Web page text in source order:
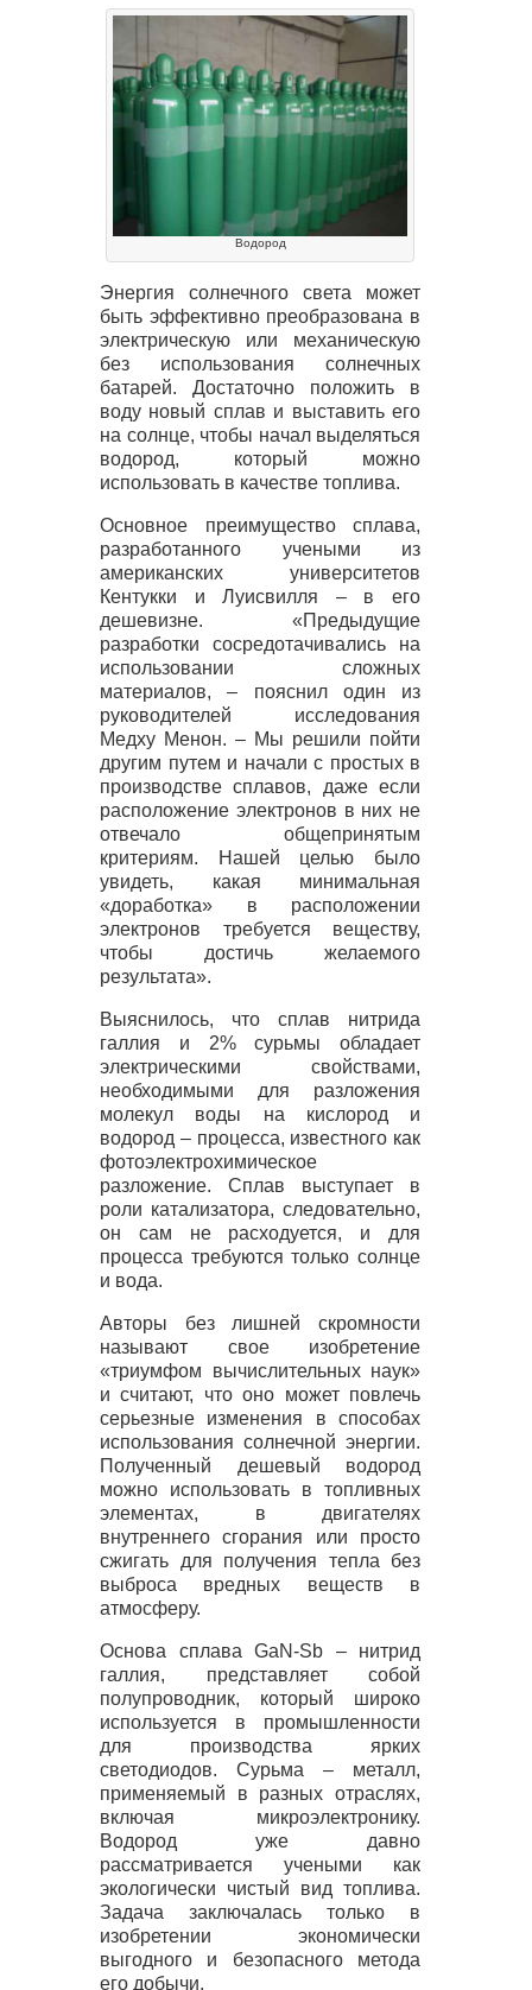
Водород
Энергия солнечного света может
быть эффективно преобразована в
электрическую или механическую
без использования солнечных
батарей. Достаточно положить в
воду новый сплав и выставить его
на солнце, чтобы начал выделяться
водород, который можно
использовать в качестве топлива.
Основное преимущество сплава,
разработанного учеными из
американских университетов
Кентукки и Луисвилля – в его
дешевизне. «Предыдущие
разработки сосредотачивались на
использовании сложных
материалов, – пояснил один из
руководителей исследования
Медху Менон. – Мы решили пойти
другим путем и начали с простых в
производстве сплавов, даже если
расположение электронов в них не
отвечало общепринятым
критериям. Нашей целью было
увидеть, какая минимальная
«доработка» в расположении
электронов требуется веществу,
чтобы достичь желаемого
результата».
Выяснилось, что сплав нитрида
галлия и 2% сурьмы обладает
электрическими свойствами,
необходимыми для разложения
молекул воды на кислород и
водород – процесса, известного как
фотоэлектрохимическое
разложение. Сплав выступает в
роли катализатора, следовательно,
он сам не расходуется, и для
процесса требуются только солнце
и вода.
Авторы без лишней скромности
называют свое изобретение
«триумфом вычислительных наук»
и считают, что оно может повлечь
серьезные изменения в способах
использования солнечной энергии.
Полученный дешевый водород
можно использовать в топливных
элементах, в двигателях
внутреннего сгорания или просто
сжигать для получения тепла без
выброса вредных веществ в
атмосферу.
Основа сплава GaN-Sb – нитрид
галлия, представляет собой
полупроводник, который широко
используется в промышленности
для производства ярких
светодиодов. Сурьма – металл,
применяемый в разных отраслях,
включая микроэлектронику.
Водород уже давно
рассматривается учеными как
экологически чистый вид топлива.
Задача заключалась только в
изобретении экономически
выгодного и безопасного метода
его добычи.